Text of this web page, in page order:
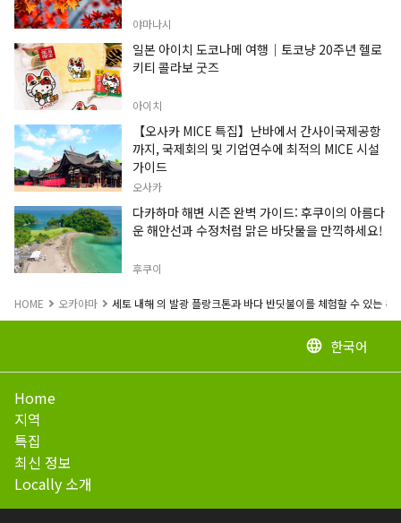
야마나시
일본 아이치 도코나메 여행｜토코냥 20주년 헬로
키티 콜라보 굿즈
아이치
【오사카 MICE 특집】난바에서 간사이국제공항
까지, 국제회의 및 기업연수에 최적의 MICE 시설
가이드
오사카
다카하마 해변 시즌 완벽 가이드: 후쿠이의 아름다
운 해안선과 수정처럼 맑은 바닷물을 만끽하세요!
후쿠이
HOME 오카야마 세토 내해 의 발광 플랑크톤과 바다 반딧불이를 체험할 수 있는 특
language 한국어
Home
지역
특집
최신 정보
Locally 소개